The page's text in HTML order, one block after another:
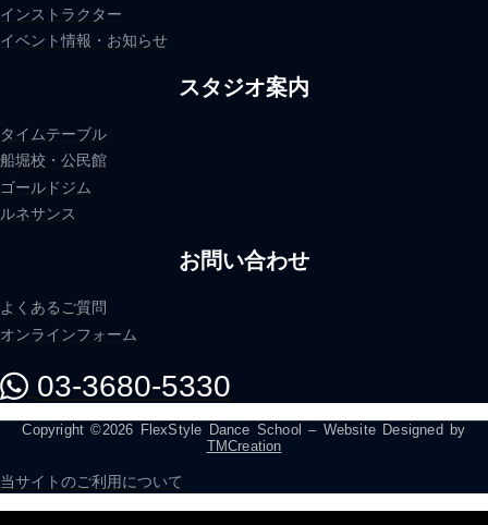
インストラクター
イベント情報・お知らせ
スタジオ案内
タイムテーブル
船堀校・公民館
ゴールドジム
ルネサンス
お問い合わせ
よくあるご質問
オンラインフォーム
03-3680-5330
Copyright ©2026 FlexStyle Dance School – Website Designed by
TMCreation
当サイトのご利用について